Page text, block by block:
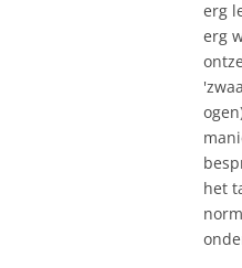
erg
erg
het